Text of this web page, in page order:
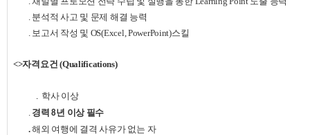
. 분석적 사고 및 문제 해결 능력
. 보고서 작성 및 OS(Excel, PowerPoint)스킬
<>자격요건 (Qualifications)
. 학사 이상
. 경력 8년 이상 필수
.해외 여행에 결격 사유가 없는 자